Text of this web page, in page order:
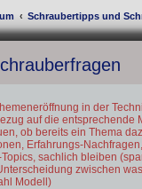
Schraubertipps und
in der
auf die entsprechende
ob bereits ein Thema
Erfahrungs-
sachlich bleiben
zwischen
Modell)